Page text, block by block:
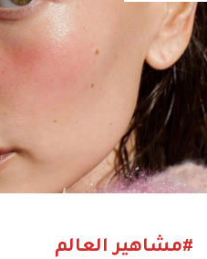
#مشاهير العالم